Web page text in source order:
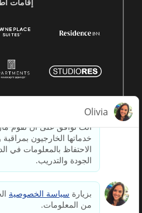
إقامات